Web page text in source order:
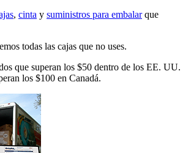
, cinta y suministros para embalarque
todas las cajas que no uses.
que superan los $50 dentro de los EE. UU.
los $100 en Canadá.